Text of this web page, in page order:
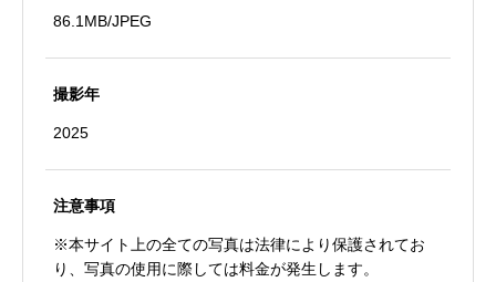
86.1MB/JPEG
撮影年
2025
注意事項
※本サイト上の全ての写真は法律により保護されてお
り、写真の使用に際しては料金が発生します。